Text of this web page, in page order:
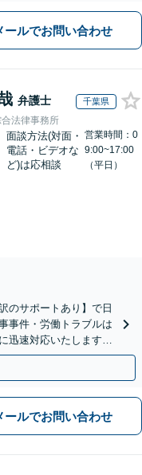
ールでお問い合わせ
弁護士 千葉県
法律事務所
面談方法(対面・
電話・ビデオな
ど)は応相談
営業時間：0
9:00~17:00
（平日）
のサポートあり】で日
事件・労働トラブルは
迅速対応いたします。
ールでお問い合わせ